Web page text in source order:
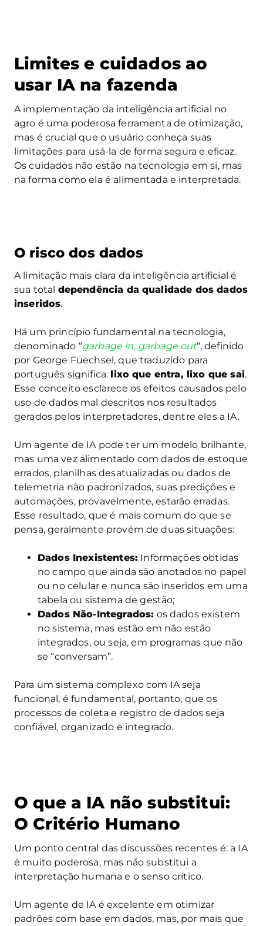
Limites e cuidados ao
usar IA na fazenda
A implementação da inteligência artificial no
agro é uma poderosa ferramenta de otimização,
mas é crucial que o usuário conheça suas
limitações para usá-la de forma segura e eficaz.
Os cuidados não estão na tecnologia em si, mas
na forma como ela é alimentada e interpretada.
O risco dos dados
A limitação mais clara da inteligência artificial é
sua total dependência da qualidade dos dados
inseridos.
Há um princípio fundamental na tecnologia,
denominado “garbage in, garbage out“, definido
por George Fuechsel, que traduzido para
português significa: lixo que entra, lixo que sai.
Esse conceito esclarece os efeitos causados pelo
uso de dados mal descritos nos resultados
gerados pelos interpretadores, dentre eles a IA.
Um agente de IA pode ter um modelo brilhante,
mas uma vez alimentado com dados de estoque
errados, planilhas desatualizadas ou dados de
telemetria não padronizados, suas predições e
automações, provavelmente, estarão erradas.
Esse resultado, que é mais comum do que se
pensa, geralmente provém de duas situações:
Dados Inexistentes: Informações obtidas
no campo que ainda são anotados no papel
ou no celular e nunca são inseridos em uma
tabela ou sistema de gestão;
Dados Não-Integrados: os dados existem
no sistema, mas estão em não estão
integrados, ou seja, em programas que não
se “conversam”.
Para um sistema complexo com IA seja
funcional, é fundamental, portanto, que os
processos de coleta e registro de dados seja
confiável, organizado e integrado.
O que a IA não substitui:
O Critério Humano
Um ponto central das discussões recentes é: a IA
é muito poderosa, mas não substitui a
interpretação humana e o senso crítico.
Um agente de IA é excelente em otimizar
padrões com base em dados, mas, por mais que